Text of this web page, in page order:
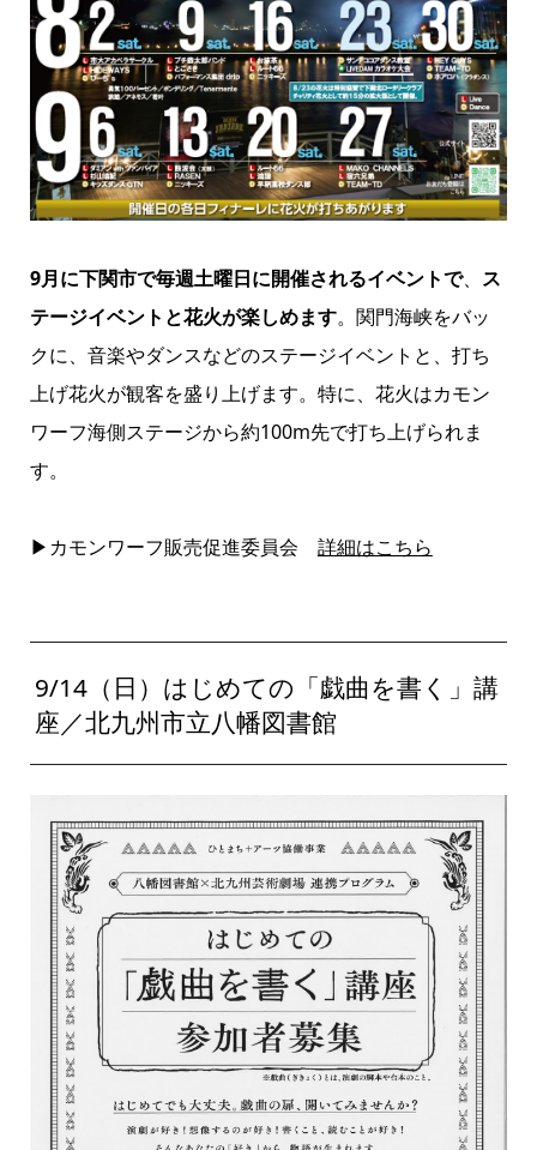
9月に下関市で毎週土曜日に開催されるイベントで、 ス
テージイベントと花火が楽しめます。関門海峡をバッ
クに、音楽やダンスなどのステージイベントと、打ち
上げ花火が観客を盛り上げます。特に、花火はカモン
ワーフ海側ステージから約100m先で打ち上げられま
す。
▶カモンワーフ販売促進委員会 詳細はこちら
9/14（日）はじめての「戯曲を書く」講
座／北九州市立八幡図書館